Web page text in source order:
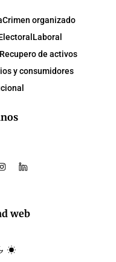
web
Crimen organizado
Laboral
Recupero de activos
y consumidores